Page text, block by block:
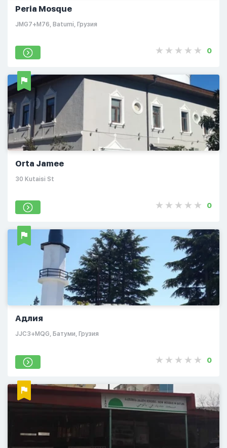
Peria Mosque
JMG7+M76, Batumi, Грузия
0
Orta Jamee
30 Kutaisi St
0
Адлия
JJC3+MQG, Батуми, Грузия
0